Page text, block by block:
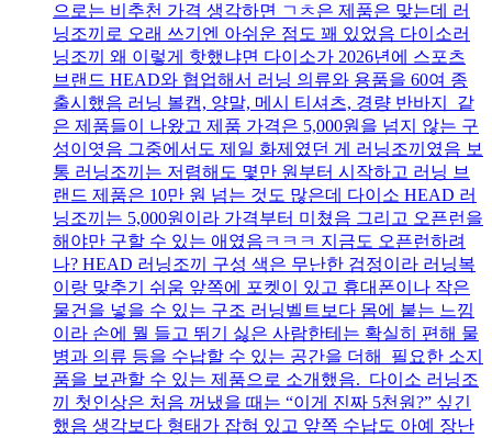
으로는 비추천 가격 생각하면 ㄱㅊ은 제품은 맞는데 러
닝조끼로 오래 쓰기엔 아쉬운 점도 꽤 있었음 다이소러
닝조끼 왜 이렇게 핫했냐면 다이소가 2026년에 스포츠
브랜드 HEAD와 협업해서 러닝 의류와 용품을 60여 종
출시했음 러닝 볼캡, 양말, 메시 티셔츠, 경량 반바지 같
은 제품들이 나왔고 제품 가격은 5,000원을 넘지 않는 구
성이엿음 그중에서도 제일 화제였던 게 러닝조끼였음 보
통 러닝조끼는 저렴해도 몇만 원부터 시작하고 러닝 브
랜드 제품은 10만 원 넘는 것도 많은데 다이소 HEAD 러
닝조끼는 5,000원이라 가격부터 미쳤음 그리고 오픈런을
해야만 구할 수 있는 애였음ㅋㅋㅋ 지금도 오픈런하려
나? HEAD 러닝조끼 구성 색은 무난한 검정이라 러닝복
이랑 맞추기 쉬움 앞쪽에 포켓이 있고 휴대폰이나 작은
물건을 넣을 수 있는 구조 러닝벨트보다 몸에 붙는 느낌
이라 손에 뭘 들고 뛰기 싫은 사람한테는 확실히 편해 물
병과 의류 등을 수납할 수 있는 공간을 더해 필요한 소지
품을 보관할 수 있는 제품으로 소개했음. 다이소 러닝조
끼 첫인상은 처음 꺼냈을 때는 “이게 진짜 5천원?” 싶긴
했음 생각보다 형태가 잡혀 있고 앞쪽 수납도 아예 장난